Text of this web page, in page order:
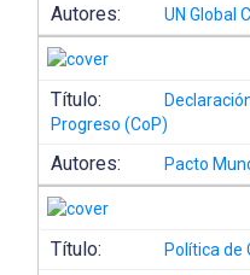
Autores: UN Global
Título:
Progreso (CoP)
Autores: Pacto
Título: Política de